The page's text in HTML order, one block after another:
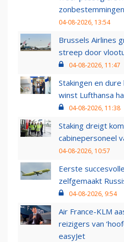
zonbestemmingen
04-08-2026, 13:54
Brussels Airlines
streep door
04-08-2026, 11:47
Stakingen en
winst Lufthansa
04-08-2026, 11:38
Staking dreigt
cabinepersoneel
04-08-2026, 10:57
Eerste
zelfgemaakt
04-08-2026, 9:54
Air France-KLM
reizigers van
easyJet